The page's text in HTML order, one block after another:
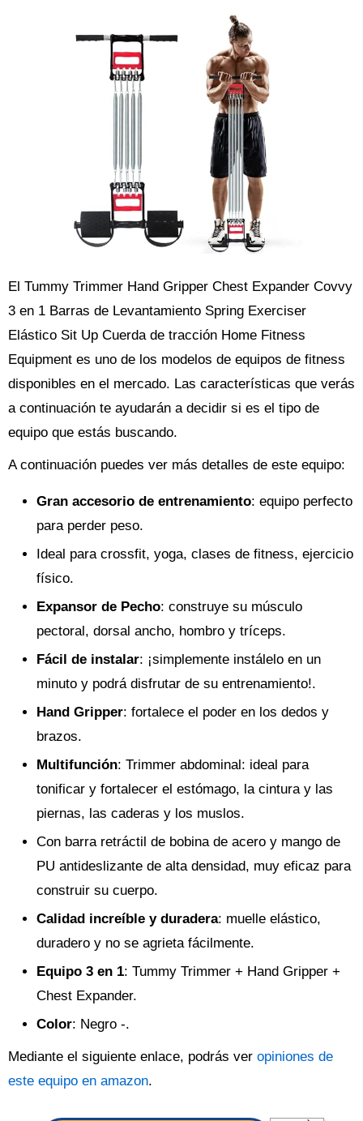
El Tummy Trimmer Hand Gripper Chest Expander Covvy
3 en 1 Barras de Levantamiento Spring Exerciser
Elástico Sit Up Cuerda de tracción Home Fitness
Equipment es uno de los modelos de equipos de fitness
disponibles en el mercado. Las características que verás
a continuación te ayudarán a decidir si es el tipo de
equipo que estás buscando.
A continuación puedes ver más detalles de este equipo:
Gran accesorio de entrenamiento: equipo perfecto
para perder peso.
Ideal para crossfit, yoga, clases de fitness, ejercicio
físico.
Expansor de Pecho: construye su músculo
pectoral, dorsal ancho, hombro y tríceps.
Fácil de instalar: ¡simplemente instálelo en un
minuto y podrá disfrutar de su entrenamiento!.
Hand Gripper: fortalece el poder en los dedos y
brazos.
Multifunción: Trimmer abdominal: ideal para
tonificar y fortalecer el estómago, la cintura y las
piernas, las caderas y los muslos.
Con barra retráctil de bobina de acero y mango de
PU antideslizante de alta densidad, muy eficaz para
construir su cuerpo.
Calidad increíble y duradera: muelle elástico,
duradero y no se agrieta fácilmente.
Equipo 3 en 1: Tummy Trimmer + Hand Gripper +
Chest Expander.
Color: Negro -.
Mediante el siguiente enlace, podrás ver opiniones de
este equipo en amazon.